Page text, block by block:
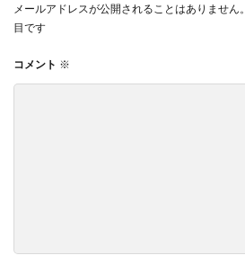
メールアドレスが公開されることはありません。
目です
コメント ※